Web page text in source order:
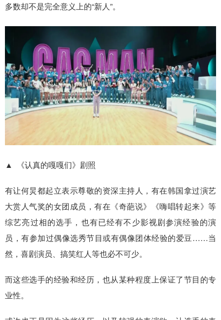
多数却不是完全意义上的“新人”。
▲ 《认真的嘎嘎们》剧照
有让何炅都起立表示尊敬的资深主持人，有在韩国拿过演艺
大赏人气奖的女团成员，有在《奇葩说》《嗨唱转起来》等
综艺亮过相的选手，也有已经有不少影视剧参演经验的演
员，有参加过偶像选秀节目或有偶像团体经验的爱豆……当
然，喜剧演员、搞笑红人等也必不可少。
而这些选手的经验和经历，也从某种程度上保证了节目的专
业性。